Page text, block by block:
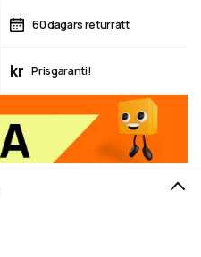
60 dagars returrätt
kr Prisgaranti!